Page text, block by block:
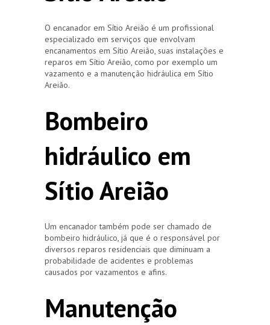
O encanador em Sítio Areião é um profissional
especializado em serviços que envolvam
encanamentos em Sítio Areião, suas instalações e
reparos em Sítio Areião, como por exemplo um
vazamento e a manutenção hidráulica em Sítio
Areião.
Bombeiro
hidráulico em
Sítio Areião
Um encanador também pode ser chamado de
bombeiro hidráulico, já que é o responsável por
diversos reparos residenciais que diminuam a
probabilidade de acidentes e problemas
causados por vazamentos e afins.
Manutenção